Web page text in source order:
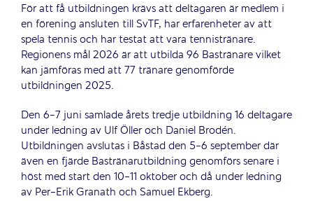
För att få utbildningen krävs att deltagaren är medlem i
en förening ansluten till SvTF, har erfarenheter av att
spela tennis och har testat att vara tennistränare.
Regionens mål 2026 är att utbilda 96 Bastränare vilket
kan jämföras med att 77 tränare genomförde
utbildningen 2025.
Den 6-7 juni samlade årets tredje utbildning 16 deltagare
under ledning av Ulf Öller och Daniel Brodén.
Utbildningen avslutas i Båstad den 5-6 september där
även en fjärde Bastränarutbildning genomförs senare i
höst med start den 10-11 oktober och då under ledning
av Per-Erik Granath och Samuel Ekberg.